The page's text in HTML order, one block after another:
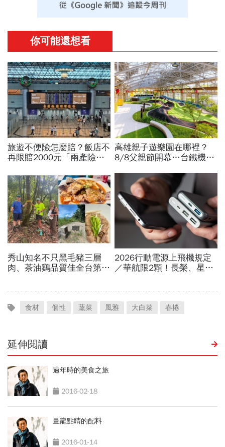
食材 個性 蔬菜 風雅 大白菜 春捲
延伸閱讀
過年時的美食之旅
2016-02-18
畫龍點睛的配料
2016-01-14